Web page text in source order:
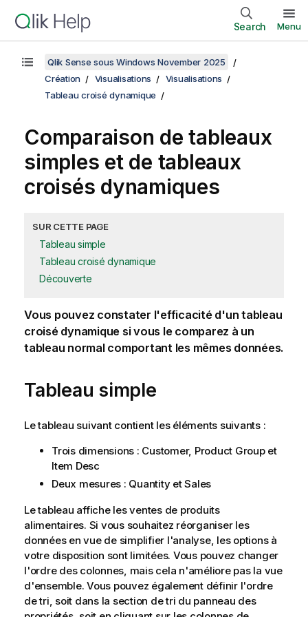
Search Menu
Qlik Sense sous Windows November 2025
Création
Visualisations
Visualisations
Tableau croisé dynamique
Comparaison de tableaux
simples et de tableaux
croisés dynamiques
SUR CETTE PAGE
Tableau simple
Tableau croisé dynamique
Découverte
Vous pouvez constater l'efficacité d'un tableau
croisé dynamique si vous le comparez à un
tableau normal comportant les mêmes données.
Tableau simple
Le tableau suivant contient les éléments suivants :
Trois dimensions : Customer, Product Groupet
Item Desc
Deux mesures : QuantityetSales
Le tableau affiche les ventes de produits
alimentaires. Si vous souhaitez réorganiser les
données en vue de simplifier l'analyse, les options à
votre disposition sont limitées. Vous pouvez changer
l'ordre des colonnes, mais cela n'améliore pas la vue
d'ensemble. Vous pouvez également définir l'ordre
de tri, soit dans la section de tri du panneau des